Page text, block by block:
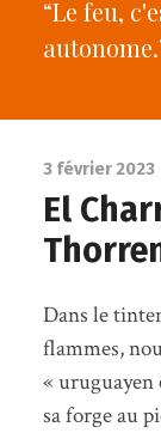
“Le feu,
3 février 2023
El
Dans le
flammes,
«
sa forge au